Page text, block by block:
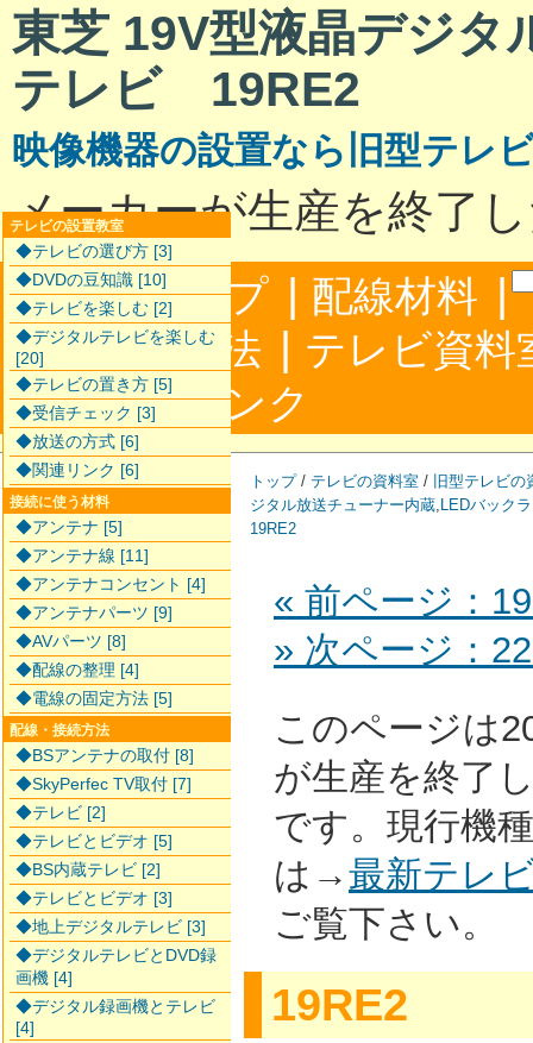
東芝 19V型液晶デジタ
テレビ 19RE2
映像機器の設置なら旧型テレ
メーカーが生産を終了
サイトマップ | 配線材料 |
配線接続方法 | テレビ資料
合わせ|リンク
トップ/ テレビの資料室 / 旧型テレビの
ジタル放送チューナー内蔵, LEDバック
19RE2
« 前ページ：
» 次ページ：
このページは
が生産を終了
です。現行機
は→最新テレ
ご覧下さい。
19RE2
テレビの設置教室
◆テレビの選び方 [3]
◆DVDの豆知識 [10]
◆テレビを楽しむ [2]
◆デジタルテレビを楽しむ
[20]
◆テレビの置き方 [5]
◆受信チェック [3]
◆放送の方式 [6]
◆関連リンク [6]
接続に使う材料
◆アンテナ [5]
◆アンテナ線 [11]
◆アンテナコンセント [4]
◆アンテナパーツ [9]
◆AVパーツ [8]
◆配線の整理 [4]
◆電線の固定方法 [5]
配線・接続方法
◆BSアンテナの取付 [8]
◆SkyPerfec TV取付 [7]
◆テレビ [2]
◆テレビとビデオ [5]
◆BS内蔵テレビ [2]
◆テレビとビデオ [3]
◆地上デジタルテレビ [3]
◆デジタルテレビとDVD録
画機 [4]
◆デジタル録画機とテレビ
[4]